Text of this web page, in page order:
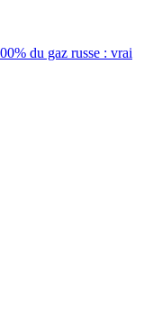
du gaz russe : vrai